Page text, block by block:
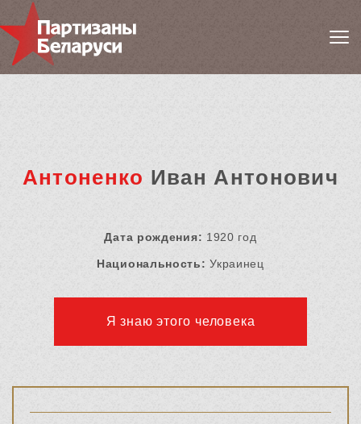
Антоненко Иван Антонович
Дата рождения: 1920 год
Национальность: Украинец
Я знаю этого человека